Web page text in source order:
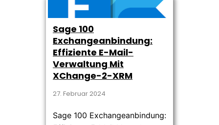
Sage 100
Exchangeanbindung:
Effiziente E-Mail-
Verwaltung Mit
XChange-2-XRM
27. Februar 2024
Sage 100 Exchangeanbindung: